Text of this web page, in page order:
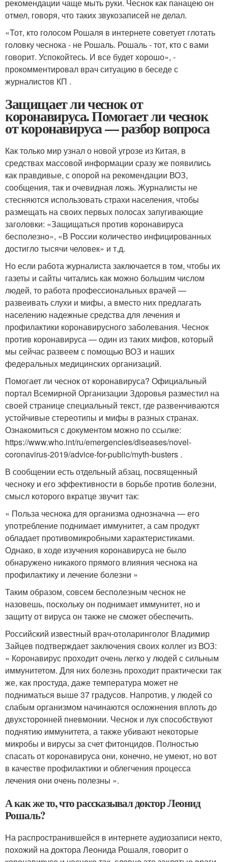
рекомендации чаще мыть руки. Чеснок как панацею он
отмел, говоря, что таких звукозаписей не делал.
«Тот, кто голосом Рошаля в интернете советует глотать
головку чеснока - не Рошаль. Рошаль - тот, кто с вами
говорит. Успокойтесь. И все будет хорошо», -
прокомментировал врач ситуацию в беседе с
журналистов КП .
Защищает ли чеснок от
коронавируса. Помогает ли чеснок
от коронавируса — разбор вопроса
Как только мир узнал о новой угрозе из Китая, в
средствах массовой информации сразу же появились
как правдивые, с опорой на рекомендации ВОЗ,
сообщения, так и очевидная ложь. Журналисты не
стесняются использовать страхи населения, чтобы
размещать на своих первых полосах запугивающие
заголовки: «Защищаться против коронавируса
бесполезно», «В России количество инфицированных
достигло тысячи человек» и т.д.
Но если работа журналиста заключается в том, чтобы их
газеты и сайты читались как можно большим числом
людей, то работа профессиональных врачей —
развеивать слухи и мифы, а вместо них предлагать
населению надежные средства для лечения и
профилактики коронавирусного заболевания. Чеснок
против коронавируса — один из таких мифов, который
мы сейчас развеем с помощью ВОЗ и наших
федеральных медицинских организаций.
Помогает ли чеснок от коронавируса? Официальный
портал Всемирной Организации Здоровья разместил на
своей странице специальный текст, где развенчиваются
устойчивые стереотипы и мифы в разных странах.
Ознакомиться с документом можно по ссылке:
https://www.who.int/ru/emergencies/diseases/novel-
coronavirus-2019/advice-for-public/myth-busters .
В сообщении есть отдельный абзац, посвященный
чесноку и его эффективности в борьбе против болезни,
смысл которого вкратце звучит так:
« Польза чеснока для организма однозначна — его
употребление поднимает иммунитет, а сам продукт
обладает противомикробными характеристиками.
Однако, в ходе изучения коронавируса не было
обнаружено никакого прямого влияния чеснока на
профилактику и лечение болезни »
Таким образом, совсем бесполезным чеснок не
назовешь, поскольку он поднимает иммунитет, но и
защиту от вируса он также не сможет обеспечить.
Российский известный врач-отоларинголог Владимир
Зайцев подтверждает заключения своих коллег из ВОЗ:
« Коронавирус проходит очень легко у людей с сильным
иммунитетом. Для них болезнь проходит практически так
же, как простуда, даже температура может не
подниматься выше 37 градусов. Напротив, у людей со
слабым организмом начинаются осложнения вплоть до
двухсторонней пневмонии. Чеснок и лук способствуют
поднятию иммунитета, а также убивают некоторые
микробы и вирусы за счет фитонцидов. Полностью
спасать от коронавируса они, конечно, не умеют, но вот
в качестве профилактики и облегчения процесса
лечения они очень полезны ».
А как же то, что рассказывал доктор Леонид
Рошаль?
На распространившейся в интернете аудиозаписи некто,
похожий на доктора Леонида Рошаля, говорит о